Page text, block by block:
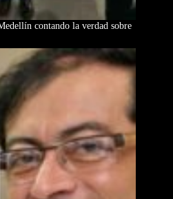
contando la verdad sobre